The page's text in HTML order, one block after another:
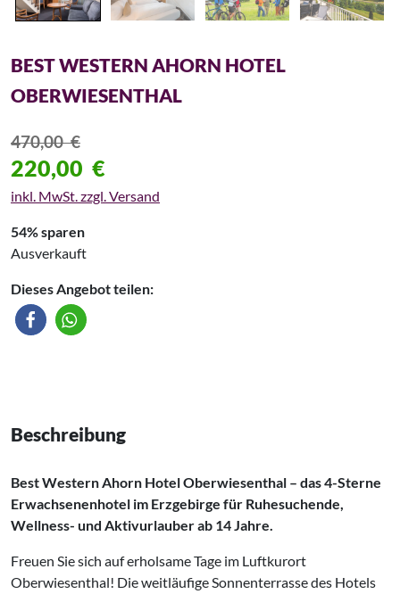
BEST WESTERN AHORN HOTEL
OBERWIESENTHAL
470,00€
220,00 €
inkl. MwSt. zzgl. Versand
54% sparen
Ausverkauft
Dieses Angebot teilen:
Beschreibung
Best Western Ahorn Hotel Oberwiesenthal – das 4-Sterne
Erwachsenenhotel im Erzgebirge für Ruhesuchende,
Wellness- und Aktivurlauber ab 14 Jahre.
Freuen Sie sich auf erholsame Tage im Luftkurort
Oberwiesenthal! Die weitläufige Sonnenterrasse des Hotels